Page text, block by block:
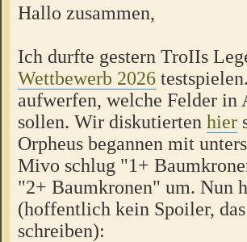
Hallo zusammen,
Ich durfte gestern TroIIs
Wettbewerb 2026
aufwerfen, welche Felder in
sollen. Wir diskutierten hier
Orpheus begannen mit
Mivo schlug "1+
"2+ Baumkronen" um. Nun
(hoffentlich kein Spoiler,
schreiben):